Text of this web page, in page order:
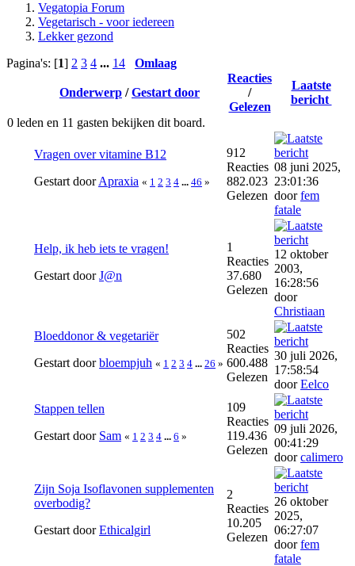
Vegatopia Forum
Vegetarisch - voor iedereen
Lekker gezond
Pagina's: [1] 2 3 4 ... 14 Omlaag
Onderwerp /Gestart door
Reacties
/
Gelezen
Laatste
bericht
0 leden en 11 gasten bekijken dit board.
Vragen over vitamine B12
Gestart doorApraxia « 1 2 3 4 ... 46 »
912
Reacties
882.023
Gelezen
08 juni 2025,
23:01:36
doorfem
fatale
Help, ik heb iets te vragen!
Gestart doorJ@n
1
Reacties
37.680
Gelezen
12 oktober
2003,
16:28:56
door
Christiaan
Bloeddonor & vegetariër
Gestart doorbloempjuh « 1 2 3 4 ... 26 »
502
Reacties
600.488
Gelezen
30 juli 2026,
17:58:54
doorEelco
Stappen tellen
Gestart door Sam « 1 2 3 4 ... 6 »
109
Reacties
119.436
Gelezen
09 juli 2026,
00:41:29
doorcalimero
Zijn Soja Isoflavonen supplementen
overbodig?
Gestart doorEthicalgirl
2
Reacties
10.205
Gelezen
26 oktober
2025,
06:27:07
doorfem
fatale